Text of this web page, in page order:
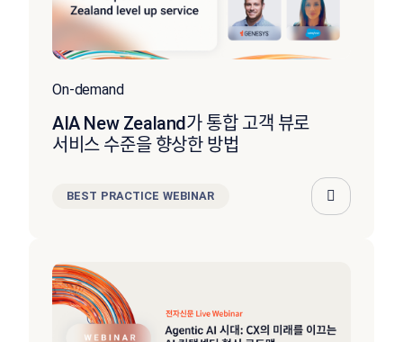
On-demand
AIA New Zealand가 통합 고객 뷰로
서비스 수준을 향상한 방법
BEST PRACTICE WEBINAR